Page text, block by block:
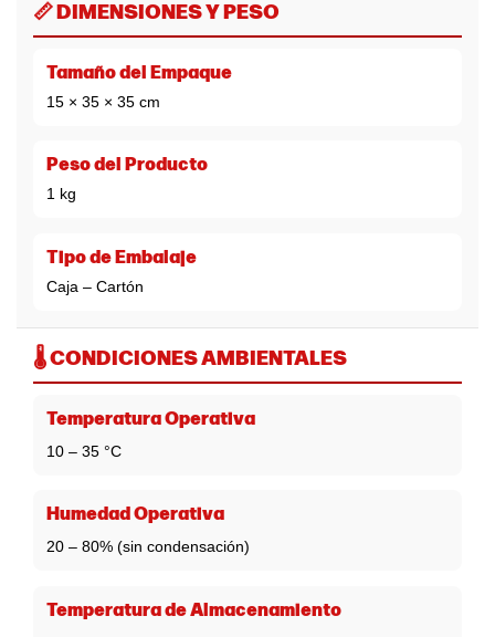
📏 DIMENSIONES Y PESO
Tamaño del Empaque
15 × 35 × 35 cm
Peso del Producto
1 kg
Tipo de Embalaje
Caja – Cartón
🌡️ CONDICIONES AMBIENTALES
Temperatura Operativa
10 – 35 °C
Humedad Operativa
20 – 80% (sin condensación)
Temperatura de Almacenamiento